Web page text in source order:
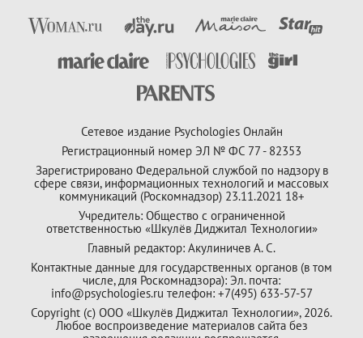
Сетевое издание Psychologies Онлайн
Регистрационный номер ЭЛ № ФС 77 - 82353
Зарегистрировано Федеральной службой по надзору в
сфере связи, информационных технологий и массовых
коммуникаций (Роскомнадзор) 23.11.2021 18+
Учредитель: Общество с ограниченной
ответственностью «Шкулёв Диджитал Технологии»
Главный редактор: Акулиничев А. С.
Контактные данные для государственных органов (в том
числе, для Роскомнадзора): Эл. почта:
info@psychologies.ru телефон: +7(495) 633-57-57
Copyright (с) ООО «Шкулёв Диджитал Технологии», 2026.
Любое воспроизведение материалов сайта без